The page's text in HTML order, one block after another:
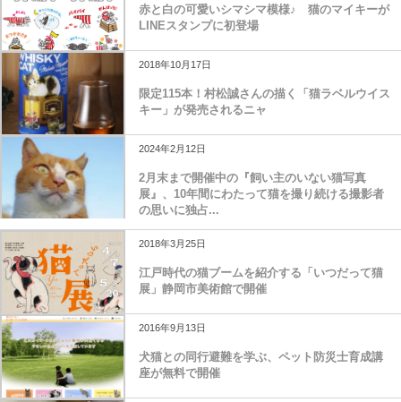
赤と白の可愛いシマシマ模様♪ 猫のマイキーが
LINEスタンプに初登場
2018年10月17日
限定115本！村松誠さんの描く「猫ラベルウイス
キー」が発売されるニャ
2024年2月12日
2月末まで開催中の『飼い主のいない猫写真
展』、10年間にわたって猫を撮り続ける撮影者
の思いに独占...
2018年3月25日
江戸時代の猫ブームを紹介する「いつだって猫
展」静岡市美術館で開催
2016年9月13日
犬猫との同行避難を学ぶ、ペット防災士育成講
座が無料で開催